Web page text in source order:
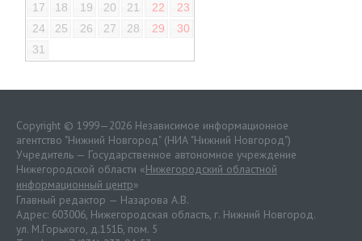
17
18 19 20 21 22
23
24
25 26 27 28 29
30
31
Copyright © 1999—2026 Независимое информационное
агентство "Нижний Новгород" (НИА "Нижний Новгород")
Учредитель — Государственное автономное учреждение
Нижегородской области «Нижегородский областной
информационный центр»
Главный редактор — Назарова А.В.
Адрес: 603006, Нижегородская область, г. Нижний Новгород.
ул. М.Горького, д.151Б, пом. 5